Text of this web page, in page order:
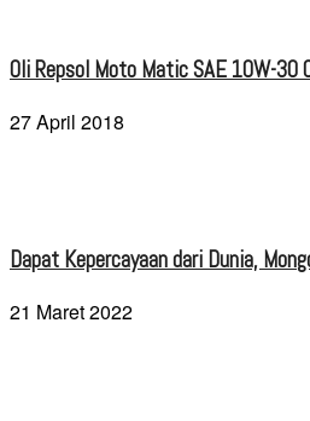
Oli Repsol Moto Matic SAE 10W-30
27 April 2018
Dapat Kepercayaan dari Dunia,
21 Maret 2022